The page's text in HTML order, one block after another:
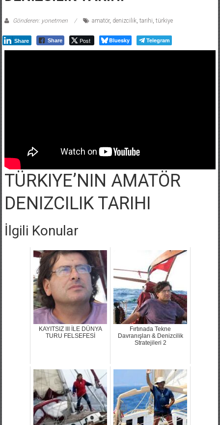
Gönderen: yonetmen amatör, denizcilik, tarihi, türkiye
Share Share Post Bluesky Telegram
TÜRKIYE’NIN AMATÖR
DENIZCILIK TARIHI
İlgili Konular
KAYITSIZ III İLE DÜNYA
TURU FELSEFESİ
Fırtınada Tekne
Davranışları & Denizcilik
Stratejileri 2